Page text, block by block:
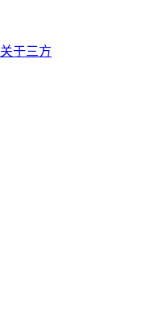
关于三方